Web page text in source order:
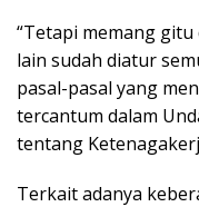
“Tetapi memang
lain sudah diatur
pasal-pasal yang
tercantum dalam
tentang
Terkait adanya